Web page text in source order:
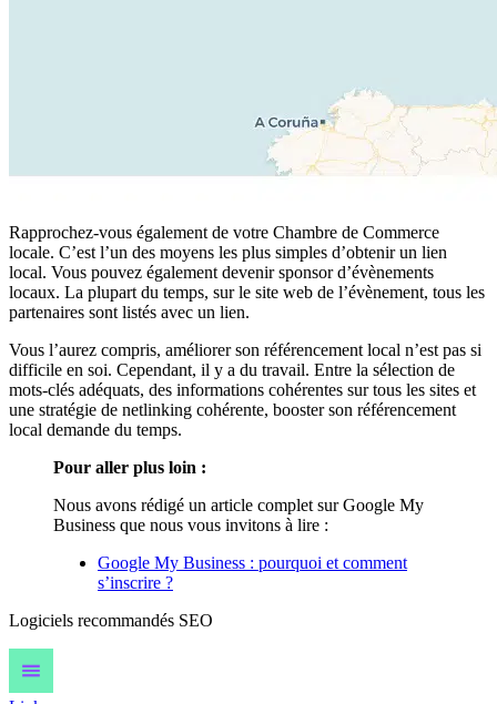
Rapprochez-vous également de votre Chambre de Commerce
locale. C’est l’un des moyens les plus simples d’obtenir un lien
local. Vous pouvez également devenir sponsor d’évènements
locaux. La plupart du temps, sur le site web de l’évènement, tous les
partenaires sont listés avec un lien.
Vous l’aurez compris, améliorer son référencement local n’est pas si
difficile en soi. Cependant, il y a du travail. Entre la sélection de
mots-clés adéquats, des informations cohérentes sur tous les sites et
une stratégie de netlinking cohérente, booster son référencement
local demande du temps.
Pour aller plus loin :
Nous avons rédigé un article complet sur Google My
Business que nous vous invitons à lire :
Google My Business : pourquoi et comment
s’inscrire ?
Logiciels recommandés SEO